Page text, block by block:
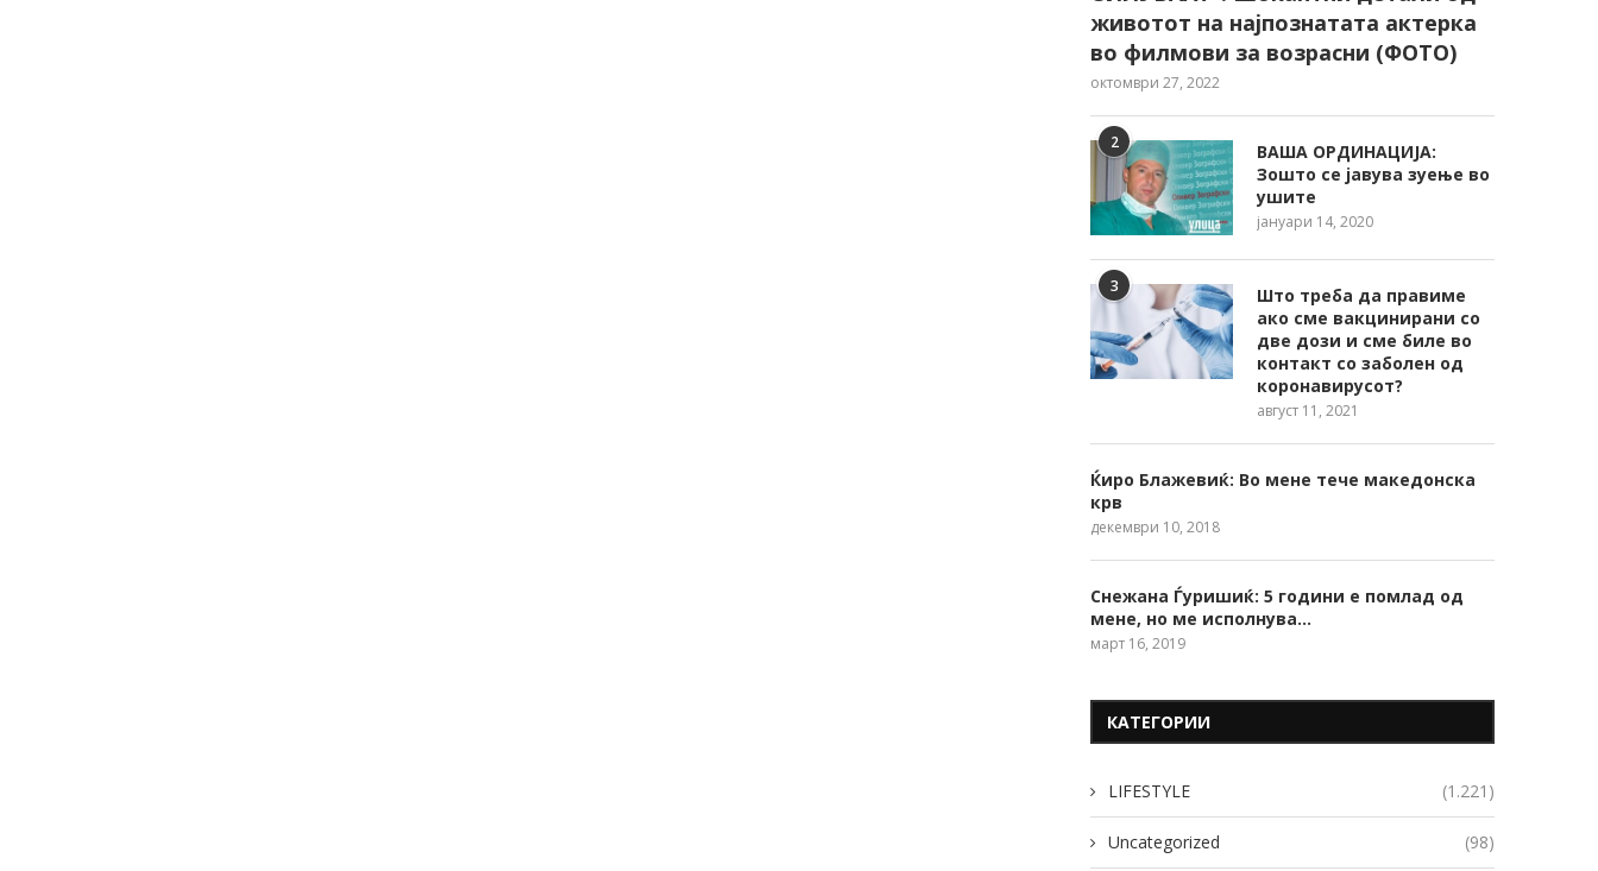
животот на најпознатата актерка
во филмови за возрасни (ФОТО)
октомври 27, 2022
2
ВАША ОРДИНАЦИЈА:
Зошто се јавува зуење во
ушите
јануари 14, 2020
3
Што треба да правиме
ако сме вакцинирани со
две дози и сме биле во
контакт со заболен од
коронавирусот?
август 11, 2021
Ќиро Блажевиќ: Во мене тече македонска
крв
декември 10, 2018
Снежана Ѓуришиќ: 5 години е помлад од
мене, но ме исполнува…
март 16, 2019
КАТЕГОРИИ
LIFESTYLE (1.221)
Uncategorized (98)